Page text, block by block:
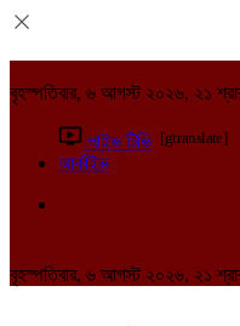
বৃহস্পতিবার, ৬ আগস্ট ২০২৬, ২১
লাইভ টিভি [gtranslate]
আর্কাইভ
বৃহস্পতিবার, ৬ আগস্ট ২০২৬, ২১